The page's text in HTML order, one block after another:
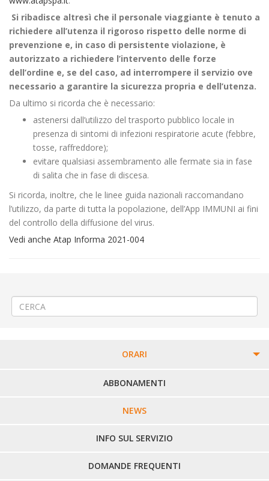
Si ribadisce altresì che il personale viaggiante è tenuto a
richiedere all’utenza il rigoroso rispetto delle norme di
prevenzione e, in caso di persistente violazione, è
autorizzato a richiedere l’intervento delle forze
dell’ordine e, se del caso, ad interrompere il servizio ove
necessario a garantire la sicurezza propria e dell’utenza.
Da ultimo si ricorda che è necessario:
astenersi dall’utilizzo del trasporto pubblico locale in
presenza di sintomi di infezioni respiratorie acute (febbre,
tosse, raffreddore);
evitare qualsiasi assembramento alle fermate sia in fase
di salita che in fase di discesa.
Si ricorda, inoltre, che le linee guida nazionali raccomandano
l’utilizzo, da parte di tutta la popolazione, dell’App IMMUNI ai fini
del controllo della diffusione del virus.
Vedi anche Atap Informa 2021-004
ORARI
PERCORSI URBANI IN BIELLA
LINEE URBANE VERCELLI
LINEE EXTRAURBANE
ABBONAMENTI
NEWS
INFO SUL SERVIZIO
DOMANDE FREQUENTI